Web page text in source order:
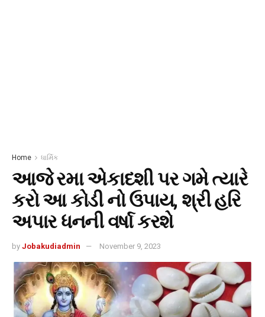
Home ધાર્મિક
આજે રમા એકાદશી પર ગમે ત્યારે
કરો આ કોડી નો ઉપાય, શ્રી હરિ
અપાર ધનની વર્ષા કરશે
by Jobakudiadmin November 9, 2023